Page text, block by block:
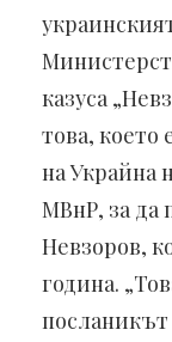
казуса
това, което
на Украйна
МВнР, за да
Невзоров,
година.